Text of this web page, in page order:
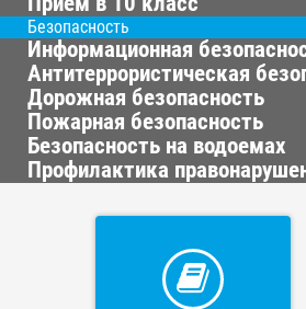
Безопасность
Информационная
Антитеррористическая
Дорожная безопасность
Пожарная безопасность
Безопасность на водоемах
Профилактика